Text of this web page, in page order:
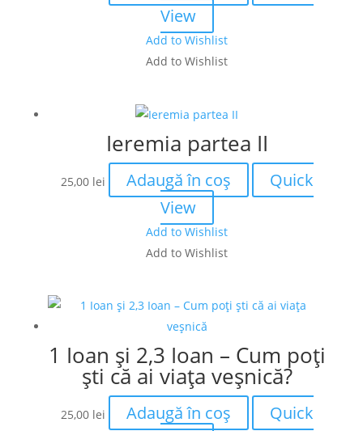
View
Add to Wishlist
Add to Wishlist
Ieremia partea II
25,00 lei Adaugă în coș
Quick
View
Add to Wishlist
Add to Wishlist
1 Ioan și 2,3 Ioan – Cum poți
ști că ai viața veșnică?
25,00 lei Adaugă în coș
Quick